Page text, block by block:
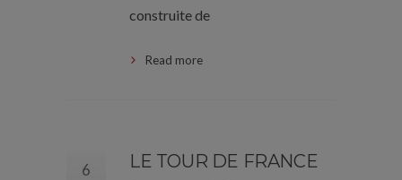
construite de
Read more
6 LE TOUR DE FRANCE